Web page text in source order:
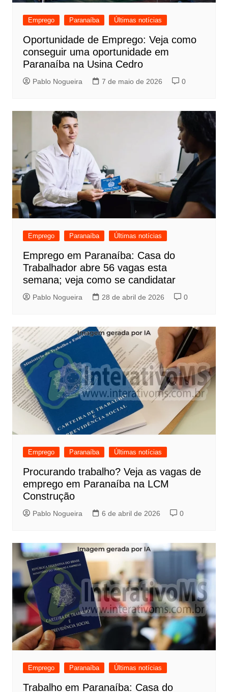
Emprego Paranaíba Últimas notícias
Oportunidade de Emprego: Veja como
conseguir uma oportunidade em
Paranaíba na Usina Cedro
Pablo Nogueira 7 de maio de 2026 0
Emprego Paranaíba Últimas notícias
Emprego em Paranaíba: Casa do
Trabalhador abre 56 vagas esta
semana; veja como se candidatar
Pablo Nogueira 28 de abril de 2026 0
Emprego Paranaíba Últimas notícias
Procurando trabalho? Veja as vagas de
emprego em Paranaíba na LCM
Construção
Pablo Nogueira 6 de abril de 2026 0
Emprego Paranaíba Últimas notícias
Trabalho em Paranaíba: Casa do